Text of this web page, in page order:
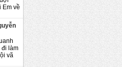
Em về
làm
vã